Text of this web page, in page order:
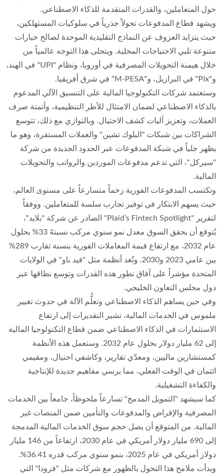
حول المتعاملين، والقدرات المتقدمة للذكاء الاصطناعي.
ويشهد قطاع المدفوعات تحولاً جذرياً في سلوكيات المستهلكين،
حيث يتزايد العزوف عن النماذج التقليدية الموحدة لصالح خيارات
متنوعة تلبي الاحتياجات المحلية. ويتجلى هذا التوجه عالمياً من
خلال هيمنة التحويلات المصرفية في أوروبا، ونظام "UPI" في الهند،
و"Pix" في البرازيل، و"M-PESA" في شرق أفريقيا.
وستعتمد شركات التكنولوجيا المالية على التنسيق الآلي المدعوم
بالذكاء الاصطناعي لضمان الامتثال للأطر التنظيمية، وأتمتة صرف
العملات، وتعزيز آليات كشف الاحتيال. وبالتوازي مع ذلك، تتوسع
الشراكات بين شبكات "البلوك تشين" والعملات المستقرة، وهو ما
يظهر جلياً في شبكة المدفوعات عبر الحدود الجديدة من شركة
"سيركل"، التي تدعم مدفوعات الموردين والرواتب والتحويلات
المالية.
وتكتسب المدفوعات الفورية زخماً متسارعاً على مستوى العالم،
حيث يسهم الابتكار في توفير تجارب سلسة للمتعاملين. ووفقاً
لتقرير "Plaid’s Fintech Spotlight" الصادر عن شركة "بلايد"،
يُتوقع أن يحقق السوق معدل نمو سنوي مركب نسبتهُ 33% بحلول
عام 2032، مع ارتفاع قيمة المعاملات الفورية بنسبة تقارب 289%
بين عامي 2023 و2030. وتُعد أنظمة مثل "فيد ناو" في الولايات
المتحدة مؤشراً على آفاق تطور هذه القدرات وتوسع نطاقها عبر
دول مجلس التعاون الخليجي.
وفي حين يساهم الذكاء الاصطناعي وتعلُّم الآلة في حدوث تغيير
ملموس في الخدمات المالية، تشير التقديرات إلى ارتفاع
الاستثمارات في الذكاء الاصطناعي ضمن قطاع التكنولوجيا المالية
إلى 62 مليار دولار بحلول عام 2032. وستعمل هذه الأنظمة
كمستشارين ماليين، ومعدّي تقارير، وكاشفي احتيال، ومقيمي
ائتمان في الوقت الفعلي، مما يرسي مفاهيم جديدة للإنتاجية
والكفاءة التشغيلية.
كما سيشهد "التمويل المدمج" تسارعاً ملحوظاً، جامعاً بين الخدمات
المصرفية والإقراض والمدفوعات والتأمين ضمن المنصات غير
المالية. من المتوقع أن يصل حجم سوق الخدمات المالية المدمجة
إلى 690 مليار دولار أمريكي في عام 2030، ارتفاعاً من 146 مليار
دولار أمريكي في عام 2025، بنمو سنوي مركب قدره 36.41%.
وبدأت ملامح هذا التحول بالظهور مع شركات مثل "فرودا" التي